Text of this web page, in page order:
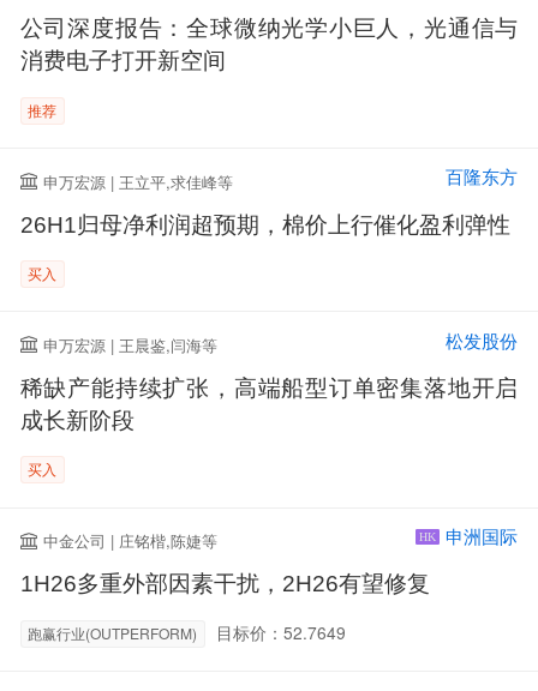
公司深度报告：全球微纳光学小巨人，光通信与
消费电子打开新空间
推荐
申万宏源 | 王立平,求佳峰等 百隆东方
26H1归母净利润超预期，棉价上行催化盈利弹性
买入
申万宏源 | 王晨鉴,闫海等 松发股份
稀缺产能持续扩张，高端船型订单密集落地开启
成长新阶段
买入
中金公司 | 庄铭楷,陈婕等 HK 申洲国际
1H26多重外部因素干扰，2H26有望修复
跑赢行业(OUTPERFORM) 目标价：52.7649